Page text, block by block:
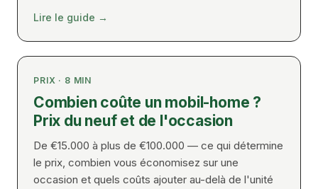
Lire le guide →
PRIX · 8 MIN
Combien coûte un mobil-home ?
Prix du neuf et de l'occasion
De €15.000 à plus de €100.000 — ce qui détermine
le prix, combien vous économisez sur une
occasion et quels coûts ajouter au-delà de l'unité